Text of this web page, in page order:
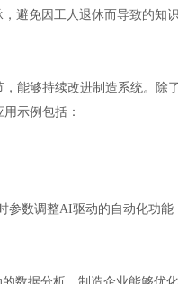
避免因工人退休而导致的知
能够持续改进制造系统。
示例包括：
参数调整AI驱动的自动化功能